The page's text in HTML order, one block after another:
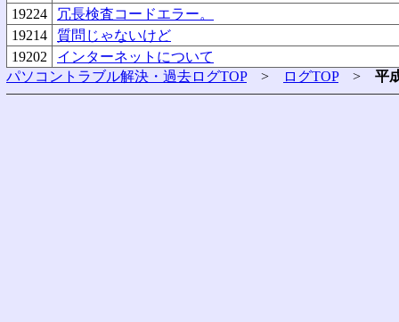
19224
冗長検査コードエラー。
19214
質問じゃないけど
19202
インターネットについて
パソコントラブル解決・過去ログTOP> ログTOP> 平